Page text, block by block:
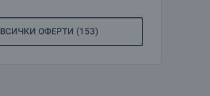
ВСИЧКИ ОФЕРТИ (153)